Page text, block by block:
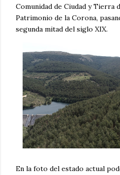
Comunidad de Ciudad y Tierra
Patrimonio de la Corona,
segunda mitad del siglo XIX.
En la foto del estado actual